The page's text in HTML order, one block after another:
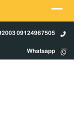
09124967505 09122092003
Whatsapp